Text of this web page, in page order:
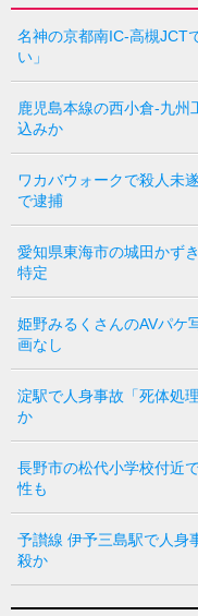
名神の京都南IC-高槻JCT
い」
鹿児島本線の西小倉-九
込みか
ワカバウォークで殺人未
で逮捕
愛知県東海市の城田かず
特定
姫野みるくさんのAVパケ
画なし
淀駅で人身事故「死体処
か
長野市の松代小学校付近
性も
予讃線 伊予三島駅で人身
殺か